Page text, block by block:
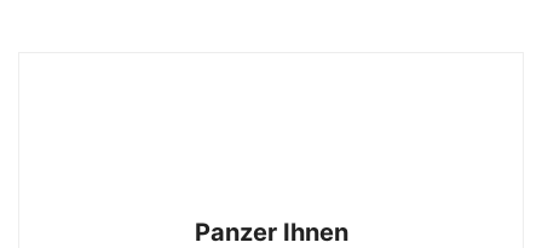
Panzer Ihnen